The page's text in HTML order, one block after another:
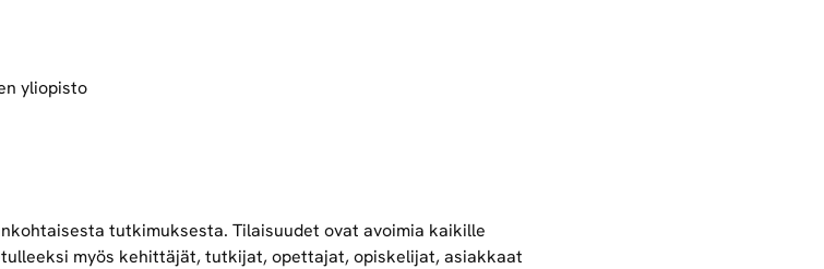
yliopisto
tutkimuksesta. Tilaisuudet ovat avoimia kaikille
myös kehittäjät, tutkijat, opettajat, opiskelijat, asiakkaat